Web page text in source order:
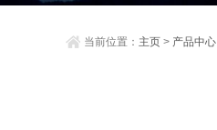
当前位置： 主页 > 产品中心